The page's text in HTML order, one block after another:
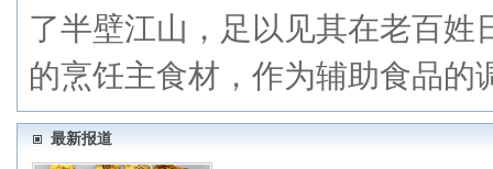
了半壁江山，足以见其在老百
的烹饪主食材，作为辅助食品的
最新报道